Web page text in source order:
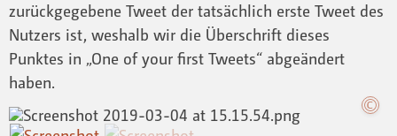
zurückgegebene Tweet der tatsächlich erste Tweet des
Nutzers ist, weshalb wir die Überschrift dieses
Punktes in „One of your first Tweets“ abgeändert
haben.